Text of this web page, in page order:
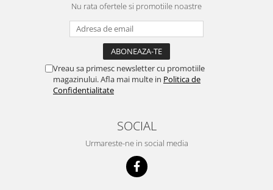
Nu rata ofertele si promotiile noastre
Vreau sa primesc newsletter cu promotiile
magazinului. Afla mai multe in Politica de
Confidentialitate
SOCIAL
Urmareste-ne in social media